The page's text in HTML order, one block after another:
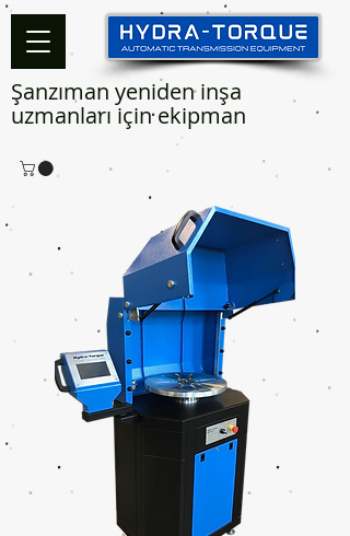
Şanzıman yeniden inşa
uzmanları için ekipman